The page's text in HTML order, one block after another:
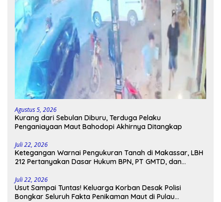
Agustus 5, 2026
Kurang dari Sebulan Diburu, Terduga Pelaku
Penganiayaan Maut Bahodopi Akhirnya Ditangkap
Juli 22, 2026
Ketegangan Warnai Pengukuran Tanah di Makassar, LBH
212 Pertanyakan Dasar Hukum BPN, PT GMTD, dan
Juli 22, 2026
Usut Sampai Tuntas! Keluarga Korban Desak Polisi
Bongkar Seluruh Fakta Penikaman Maut di Pulau